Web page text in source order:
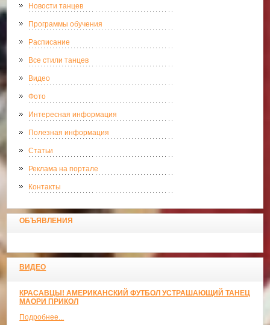
Новости танцев
Программы обучения
Расписание
Все стили танцев
Видео
Фото
Интересная информация
Полезная информация
Статьи
Реклама на портале
Контакты
ОБЪЯВЛЕНИЯ
ВИДЕО
КРАСАВЦЫ! АМЕРИКАНСКИЙ ФУТБОЛ УСТРАШАЮЩИЙ ТАНЕЦ
МАОРИ ПРИКОЛ
Подробнее...